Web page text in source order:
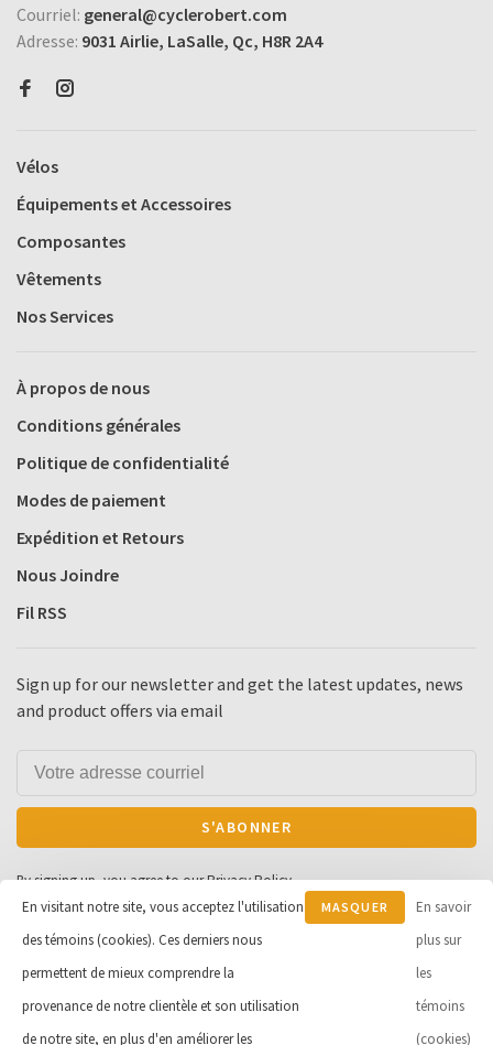
Courriel: general@cyclerobert.com
Adresse: 9031 Airlie, LaSalle, Qc, H8R 2A4
Vélos
Équipements et Accessoires
Composantes
Vêtements
Nos Services
À propos de nous
Conditions générales
Politique de confidentialité
Modes de paiement
Expédition et Retours
Nous Joindre
Fil RSS
Sign up for our newsletter and get the latest updates, news
and product offers via email
S'ABONNER
By signing up, you agree to our Privacy Policy.
© Copyright 2026 Cycle et Sports
En visitant notre site, vous acceptez l'utilisation
des témoins (cookies). Ces derniers nous
permettent de mieux comprendre la
provenance de notre clientèle et son utilisation
de notre site, en plus d'en améliorer les
MASQUER
En savoir
plus sur
les
témoins
(cookies)